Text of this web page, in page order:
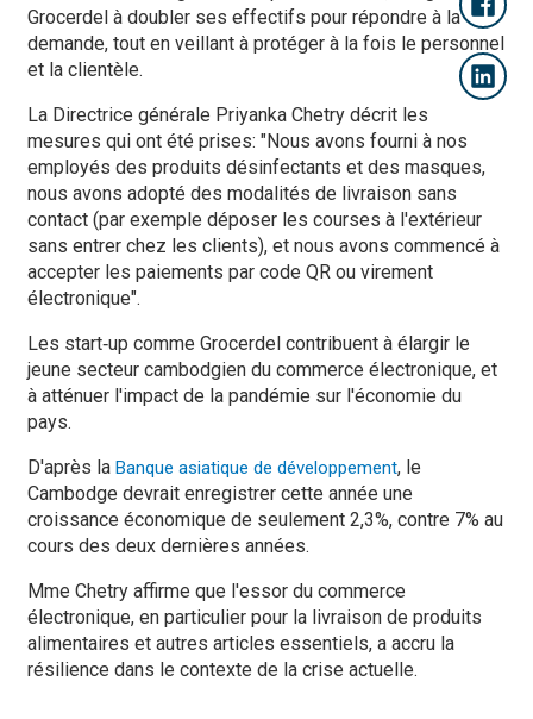
Grocerdel à doubler ses effectifs pour répondre à la
demande, tout en veillant à protéger à la fois le personnel
et la clientèle.
La Directrice générale Priyanka Chetry décrit les
mesures qui ont été prises: "Nous avons fourni à nos
employés des produits désinfectants et des masques,
nous avons adopté des modalités de livraison sans
contact (par exemple déposer les courses à l'extérieur
sans entrer chez les clients), et nous avons commencé à
accepter les paiements par code QR ou virement
électronique".
Les start‑up comme Grocerdel contribuent à élargir le
jeune secteur cambodgien du commerce électronique, et
à atténuer l'impact de la pandémie sur l'économie du
pays.
D'après la Banque asiatique de développement, le
Cambodge devrait enregistrer cette année une
croissance économique de seulement 2,3%, contre 7% au
cours des deux dernières années.
Mme Chetry affirme que l'essor du commerce
électronique, en particulier pour la livraison de produits
alimentaires et autres articles essentiels, a accru la
résilience dans le contexte de la crise actuelle.